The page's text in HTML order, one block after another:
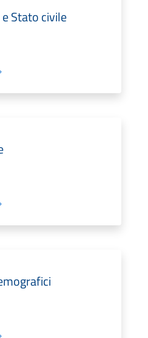
Stato civile